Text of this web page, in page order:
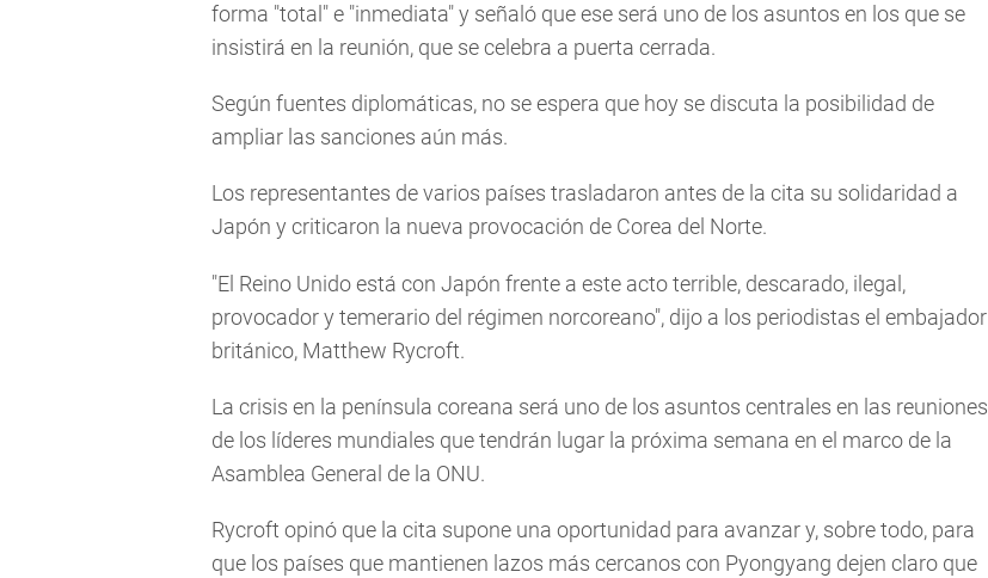
forma "total" e "inmediata" y señaló que ese será uno de los asuntos en los que se
insistirá en la reunión, que se celebra a puerta cerrada.
Según fuentes diplomáticas, no se espera que hoy se discuta la posibilidad de
ampliar las sanciones aún más.
Los representantes de varios países trasladaron antes de la cita su solidaridad a
Japón y criticaron la nueva provocación de Corea del Norte.
"El Reino Unido está con Japón frente a este acto terrible, descarado, ilegal,
provocador y temerario del régimen norcoreano", dijo a los periodistas el embajador
británico, Matthew Rycroft.
La crisis en la península coreana será uno de los asuntos centrales en las reuniones
de los líderes mundiales que tendrán lugar la próxima semana en el marco de la
Asamblea General de la ONU.
Rycroft opinó que la cita supone una oportunidad para avanzar y, sobre todo, para
que los países que mantienen lazos más cercanos con Pyongyang dejen claro que